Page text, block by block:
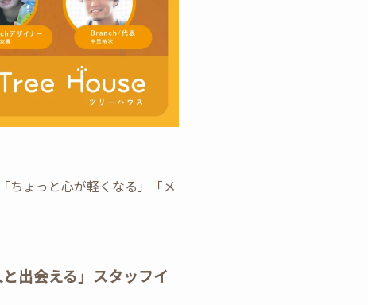
ちょっと心が軽くなる」「メ
出会える」スタッフイ